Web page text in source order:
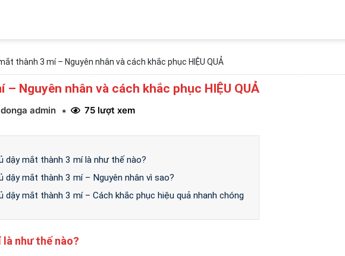
thành 3 mí – Nguyên nhân và cách khắc phục HIỆU QUẢ
– Nguyên nhân và cách khắc phục HIỆU QUẢ
donga admin * 75 lượt xem
dậy mắt thành 3 mí là như thế nào?
dậy mắt thành 3 mí – Nguyên nhân vì sao?
dậy mắt thành 3 mí – Cách khắc phục hiệu quả nhanh chóng
như thế nào?